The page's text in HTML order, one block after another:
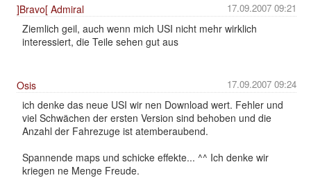
17.09.2007 09:21
]Bravo[ Admiral
Ziemlich geil, auch wenn mich USI nicht mehr wirklich
interessiert, die Teile sehen gut aus
17.09.2007 09:24
Osis
ich denke das neue USI wir nen Download wert. Fehler und
viel Schwächen der ersten Version sind behoben und die
Anzahl der Fahrezuge ist atemberaubend.
Spannende maps und schicke effekte... ^^ Ich denke wir
kriegen ne Menge Freude.